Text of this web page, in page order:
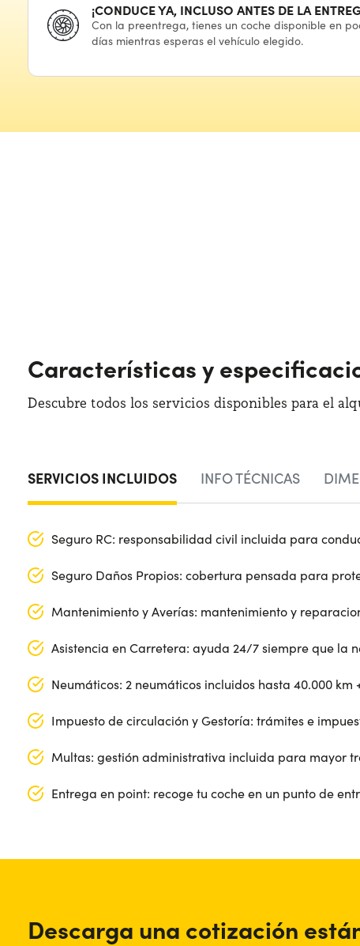
¡CONDUCE YA, INCLUSO ANTES DE LA
Con la preentrega, tienes un coche disponible en
días mientras esperas el vehículo elegido.
Características y
Descubre todos los servicios disponibles para el
SERVICIOS INCLUIDOS INFO TÉCNICAS
Seguro RC: responsabilidad civil incluida para
Seguro Daños Propios: cobertura pensada para
Mantenimiento y Averías: mantenimiento y
Asistencia en Carretera: ayuda 24/7 siempre que la
Neumáticos: 2 neumáticos incluidos hasta 40.000 km
Impuesto de circulación y Gestoría: trámites e
Multas: gestión administrativa incluida para mayor
Entrega en point: recoge tu coche en un punto de
Cambio: Manual
Maletero (max): 1500 lt
Descarga una cotización